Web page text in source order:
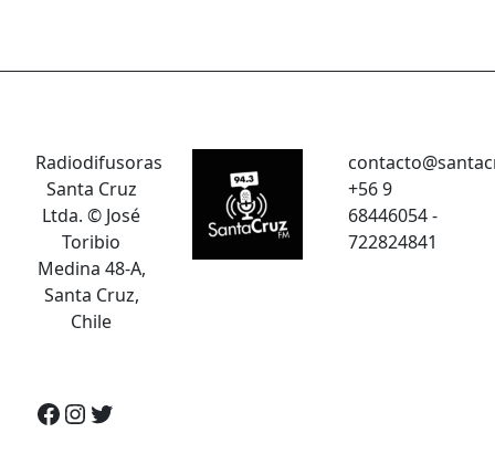
Radiodifusoras
Santa Cruz
Ltda. © José
Toribio
Medina 48-A,
Santa Cruz,
Chile
Facebook
Instagram
Twitter
+56 9
68446054 -
722824841